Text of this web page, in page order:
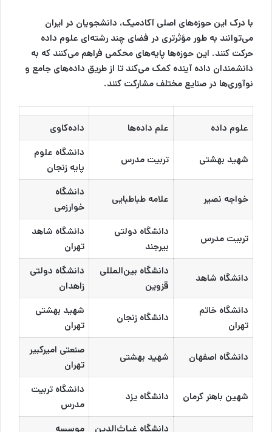
با درک این حوزه‌های اصلی آکادمیک، دانشجویان در ایران
می‌توانند به طور مؤثرتری در فضای چند رشته‌ای علوم داده
حرکت کنند. این حوزه‌ها پایه‌های محکمی فراهم می‌کنند که به
دانشمندان داده آینده کمک می‌کند تا از طریق داده‌های جامع و
نوآوری‌ها در صنایع مختلف مشارکت کنند.
علوم داده علم داده‌ها داده‌کاوی
شهید بهشتی تربیت مدرس
دانشگاه علوم
پایه زنجان
خواجه نصیر علامه طباطبایی
دانشگاه
خوارزمی
تربیت مدرس
دانشگاه دولتی
بیرجند
دانشگاه شاهد
تهران
دانشگاه شاهد
دانشگاه بین‌المللی
قزوین
دانشگاه دولتی
زاهدان
دانشگاه خاتم
تهران
دانشگاه زنجان
شهید بهشتی
تهران
دانشگاه اصفهان شهید بهشتی
صنعتی امیرکبیر
تهران
شهین باهنر کرمان دانشگاه یزد
دانشگاه تربیت
مدرس
دانشگاه غیاث‌الدین
موسسه